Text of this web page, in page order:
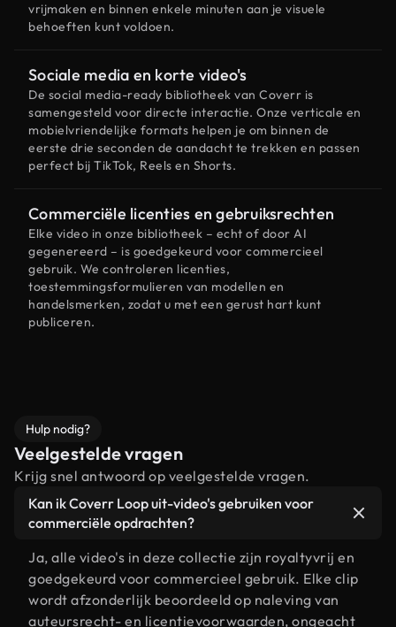
vrijmaken en binnen enkele minuten aan je visuele
behoeften kunt voldoen.
Sociale media en korte video's
De social media-ready bibliotheek van Coverr is
samengesteld voor directe interactie. Onze verticale en
mobielvriendelijke formats helpen je om binnen de
eerste drie seconden de aandacht te trekken en passen
perfect bij TikTok, Reels en Shorts.
Commerciële licenties en gebruiksrechten
Elke video in onze bibliotheek – echt of door AI
gegenereerd – is goedgekeurd voor commercieel
gebruik. We controleren licenties,
toestemmingsformulieren van modellen en
handelsmerken, zodat u met een gerust hart kunt
publiceren.
Hulp nodig?
Veelgestelde vragen
Krijg snel antwoord op veelgestelde vragen.
Kan ik Coverr Loop uit-video's gebruiken voor
commerciële opdrachten?
Ja, alle video's in deze collectie zijn royaltyvrij en
goedgekeurd voor commercieel gebruik. Elke clip
wordt afzonderlijk beoordeeld op naleving van
auteursrecht- en licentievoorwaarden, ongeacht